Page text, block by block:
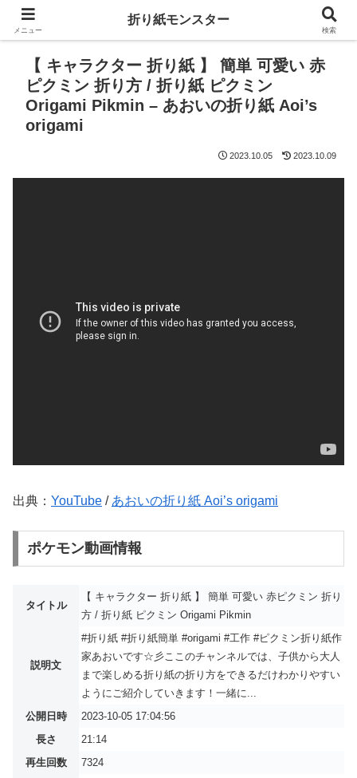
【 キャラクター 折り紙 】 簡単 可愛い 赤
ピクミン 折り方 / 折り紙 ピクミン
Origami Pikmin – あおいの折り紙 Aoi’s
origami
2023.10.05 2023.10.09
出典： YouTube / あおいの折り紙 Aoi’s origami
ポケモン動画情報
タイトル
【 キャラクター 折り紙 】 簡単 可愛い 赤ピクミン 折り
方 / 折り紙 ピクミン Origami Pikmin
説明文
#折り紙 #折り紙簡単 #origami #工作 #ピクミン折り紙作
家あおいです☆彡ここのチャンネルでは、子供から大人
まで楽しめる折り紙の折り方をできるだけわかりやすい
ようにご紹介していきます！一緒に...
公開日時
2023-10-05 17:04:56
長さ
21:14
再生回数
7324
メニュー
折り紙モンスター
検索